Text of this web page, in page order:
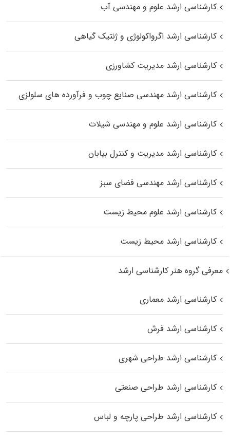
کارشناسی ارشد علوم و مهندسی آب
کارشناسی ارشد اگرواکولوژی و ژنتیک گیاهی
کارشناسی ارشد مدیریت کشاورزی
کارشناسی ارشد مهندسی صنایع چوب و فرآورده‌ های سلولزی
کارشناسی ارشد علوم و مهندسی شیلات
کارشناسی ارشد مدیریت و کنترل بیابان
کارشناسی ارشد مهندسی فضای سبز
کارشناسی ارشد علوم محیط‌ زیست
کارشناسی ارشد محیط زیست
معرفی گروه هنر کارشناسی ارشد
کارشناسی ارشد معماری
کارشناسی ارشد فرش
کارشناسی ارشد طراحی شهری
کارشناسی ارشد طراحی صنعتی
کارشناسی ارشد طراحی پارچه و لباس